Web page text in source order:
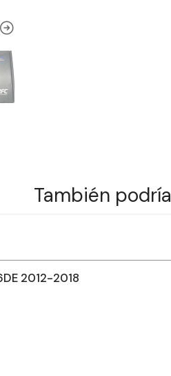
También
2012-2018